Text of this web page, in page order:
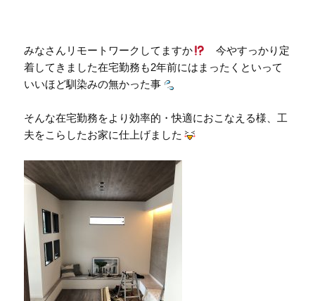
みなさんリモートワークしてますか
今やすっかり定
着してきました在宅勤務も2年前にはまったくといって
いいほど馴染みの無かった事
そんな在宅勤務をより効率的・快適におこなえる様、工
夫をこらしたお家に仕上げました